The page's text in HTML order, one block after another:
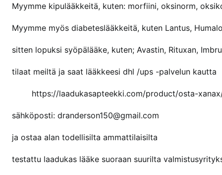
n
Myymme kipulääkkeitä, kuten: morfiini, oksinorm,
Myymme myös diabeteslääkkeitä, kuten Lantus,
sitten lopuksi syöpälääke, kuten; Avastin, Rituxan,
tilaat meiltä ja saat lääkkeesi dhl /ups -palvelun kautta
https://laadukasapteekki.com/product/osta-
sähköposti: dranderson150@gmail.com
ja ostaa alan todellisilta ammattilaisilta
testattu laadukas lääke suoraan suurilta